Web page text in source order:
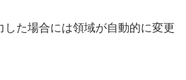
た場合には領域が自動的に変更